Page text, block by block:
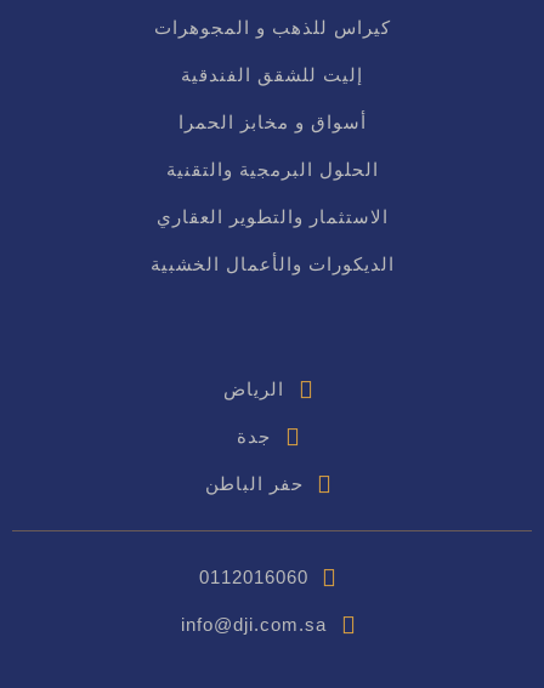
كيراس للذهب و المجوهرات
إليت للشقق الفندقية
أسواق و مخابز الحمرا
الحلول البرمجية والتقنية
الاستثمار والتطوير العقاري
الديكورات والأعمال الخشبية
الرياض
جدة
حفر الباطن
0112016060
info@dji.com.sa